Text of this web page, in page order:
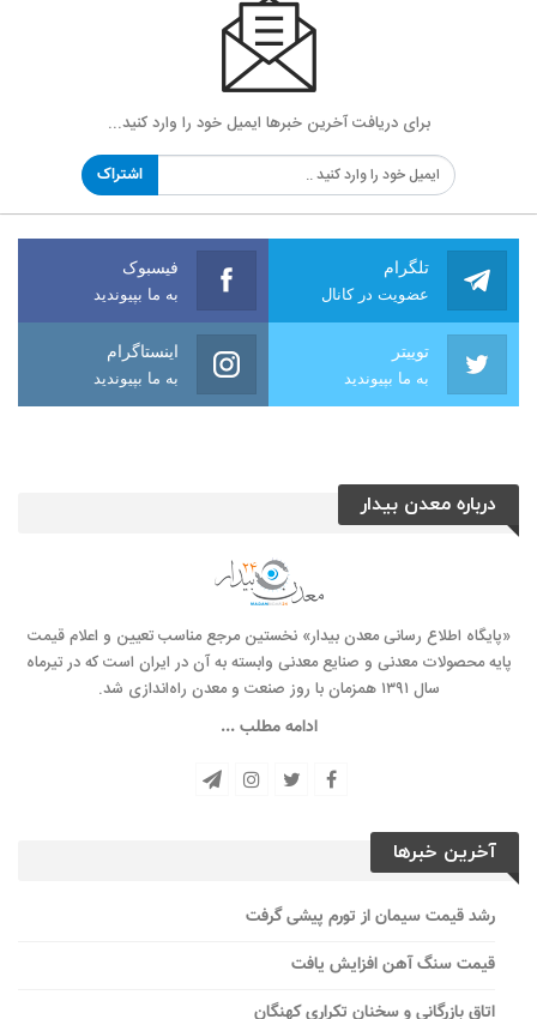
برای دریافت آخرین خبرها ایمیل خود را وارد کنید...
اشتراک
تلگرام
عضویت در کانال
فیسبوک
به ما بپیوندید
توییتر
به ما بپیوندید
اینستاگرام
به ما بپیوندید
درباره معدن بیدار
«پایگاه اطلاع رسانی معدن بیدار» نخستین مرجع مناسب تعیین و اعلام قیمت
پایه محصولات معدنی و صنایع معدنی وابسته به آن در ایران است که در تیرماه
سال ۱۳۹۱ همزمان با روز صنعت و معدن راه‌‌اندازی شد.
ادامه مطلب ...
آخرین خبرها
رشد قیمت سیمان از تورم پیشی گرفت
قیمت سنگ آهن افزایش یافت
اتاق بازرگانی و سخنان تکراری کهنگان